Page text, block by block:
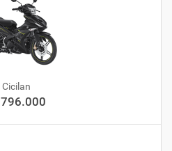
Cicilan